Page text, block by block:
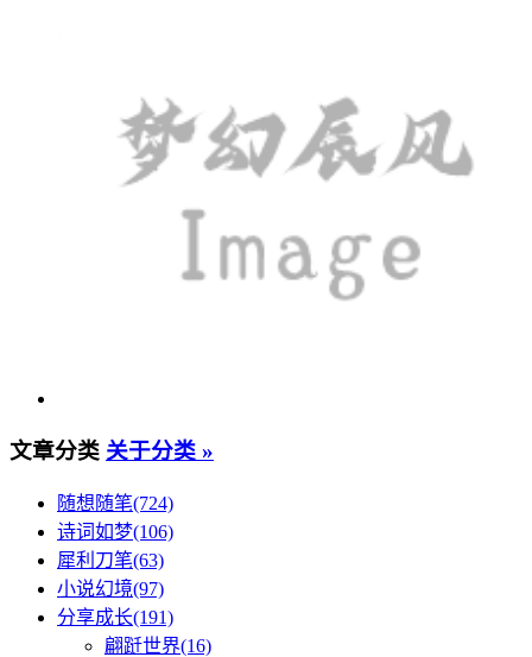
文章分类 关于分类 »
随想随笔(724)
诗词如梦(106)
犀利刀笔(63)
小说幻境(97)
分享成长(191)
翩跹世界(16)